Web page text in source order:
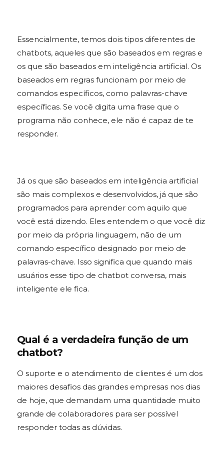
Essencialmente, temos dois tipos diferentes de
chatbots, aqueles que são baseados em regras e
os que são baseados em inteligência artificial. Os
baseados em regras funcionam por meio de
comandos específicos, como palavras-chave
específicas. Se você digita uma frase que o
programa não conhece, ele não é capaz de te
responder.
Já os que são baseados em inteligência artificial
são mais complexos e desenvolvidos, já que são
programados para aprender com aquilo que
você está dizendo. Eles entendem o que você diz
por meio da própria linguagem, não de um
comando específico designado por meio de
palavras-chave. Isso significa que quando mais
usuários esse tipo de chatbot conversa, mais
inteligente ele fica.
Qual é a verdadeira função de um
chatbot?
O suporte e o atendimento de clientes é um dos
maiores desafios das grandes empresas nos dias
de hoje, que demandam uma quantidade muito
grande de colaboradores para ser possível
responder todas as dúvidas.